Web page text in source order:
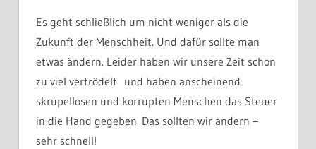
Es geht schließlich um nicht weniger als die
Zukunft der Menschheit. Und dafür sollte man
etwas ändern. Leider haben wir unsere Zeit schon
zu viel vertrödelt und haben anscheinend
skrupellosen und korrupten Menschen das Steuer
in die Hand gegeben. Das sollten wir ändern –
sehr schnell!